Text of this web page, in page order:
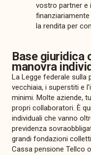
vostro partner e
la rendita per
Base giuridica
manovra
La Legge federale sulla
vecchiaia, i superstiti e
minimi. Molte aziende,
propri collaboratori. È
individuali che vanno
previdenza
grandi fondazioni
Cassa pensione Tellco